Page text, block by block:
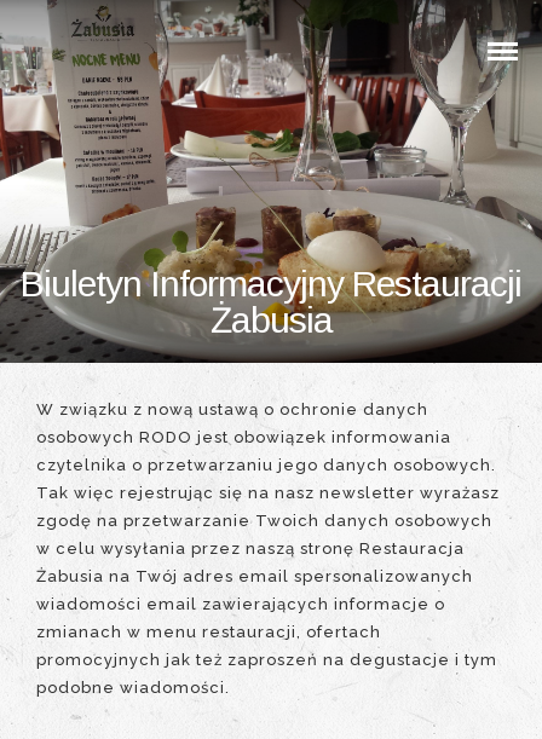
Biuletyn Informacyjny Restauracji
Żabusia
W związku z nową ustawą o ochronie danych
osobowych RODO jest obowiązek informowania
czytelnika o przetwarzaniu jego danych osobowych.
Tak więc rejestrując się na nasz newsletter wyrażasz
zgodę na przetwarzanie Twoich danych osobowych
w celu wysyłania przez naszą stronę Restauracja
Żabusia na Twój adres email spersonalizowanych
wiadomości email zawierających informacje o
zmianach w menu restauracji, ofertach
promocyjnych jak też zaproszeń na degustacje i tym
podobne wiadomości.